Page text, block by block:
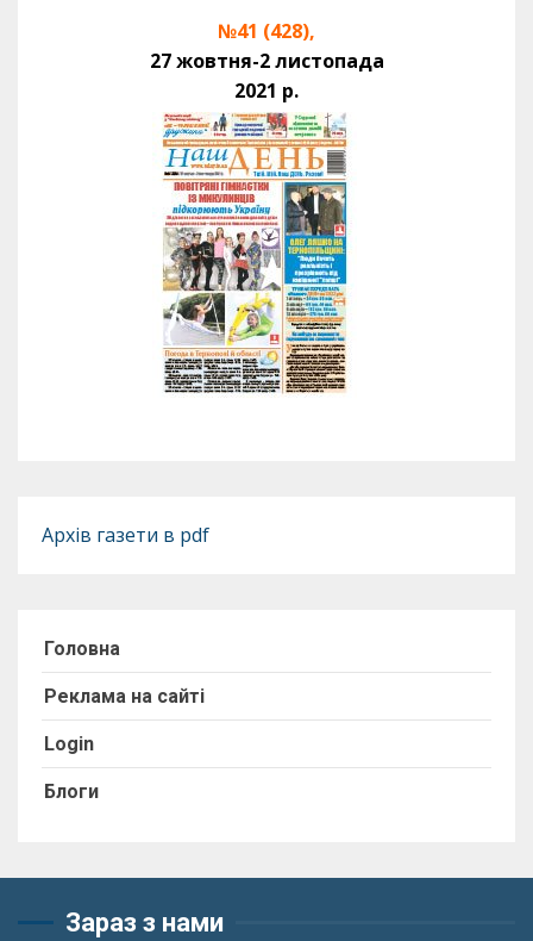
№41 (428),
27 жовтня-2 листопада
2021 р.
Архів газети в pdf
Головна
Реклама на сайті
Login
Блоги
Зараз з нами